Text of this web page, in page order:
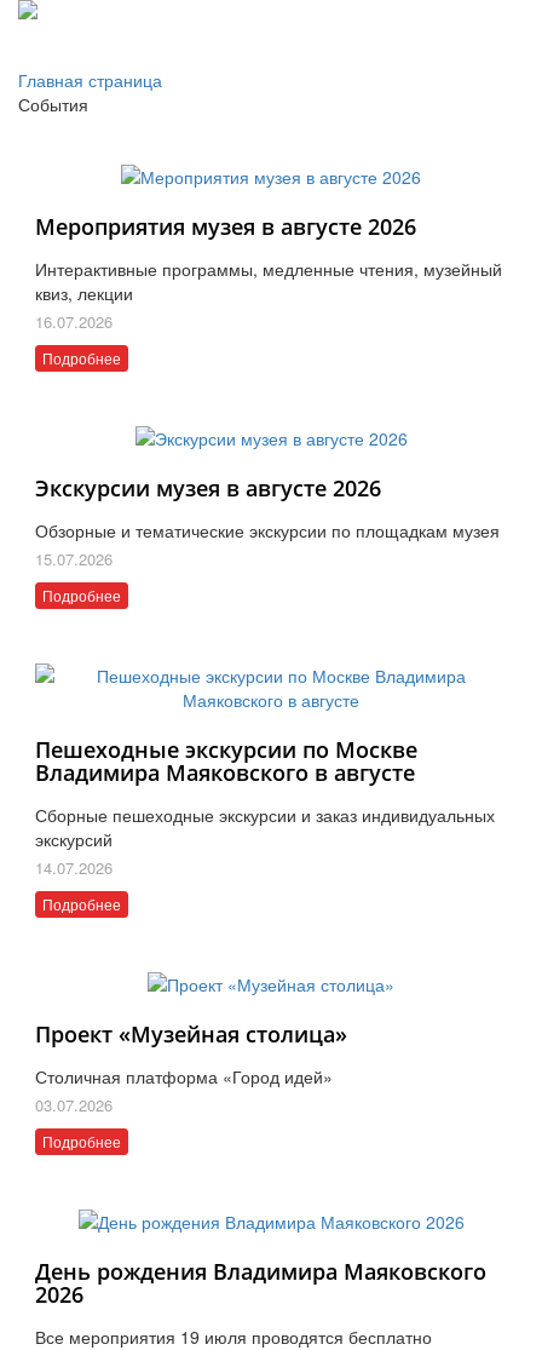
Главная страница
События
Мероприятия музея в августе 2026
Интерактивные программы, медленные чтения, музейный
квиз, лекции
16.07.2026
Подробнее
Экскурсии музея в августе 2026
Обзорные и тематические экскурсии по площадкам музея
15.07.2026
Подробнее
Пешеходные экскурсии по Москве
Владимира Маяковского в августе
Сборные пешеходные экскурсии и заказ индивидуальных
экскурсий
14.07.2026
Подробнее
Проект «Музейная столица»
Столичная платформа «Город идей»
03.07.2026
Подробнее
День рождения Владимира Маяковского
2026
Все мероприятия 19 июля проводятся бесплатно